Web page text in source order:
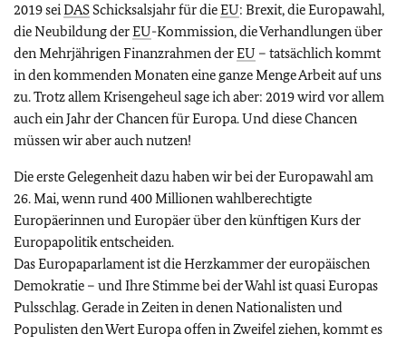
2019 seiDAS Schicksalsjahr für dieEU: Brexit, die Europawahl,
die Neubildung derEU-Kommission, die Verhandlungen über
den Mehrjährigen Finanzrahmen derEU – tatsächlich kommt
in den kommenden Monaten eine ganze Menge Arbeit auf uns
zu. Trotz allem Krisengeheul sage ich aber: 2019 wird vor allem
auch ein Jahr der Chancen für Europa. Und diese Chancen
müssen wir aber auch nutzen!
Die erste Gelegenheit dazu haben wir bei der Europawahl am
26. Mai, wenn rund 400 Millionen wahlberechtigte
Europäerinnen und Europäer über den künftigen Kurs der
Europapolitik entscheiden.
Das Europaparlament ist die Herzkammer der europäischen
Demokratie – und Ihre Stimme bei der Wahl ist quasi Europas
Pulsschlag. Gerade in Zeiten in denen Nationalisten und
Populisten den Wert Europa offen in Zweifel ziehen, kommt es